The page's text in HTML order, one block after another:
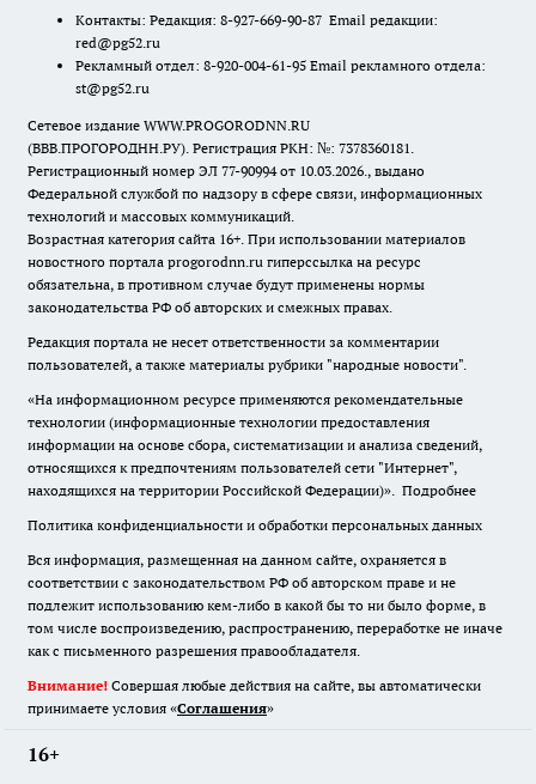
Контакты: Редакция: 8-927-669-90-87 Email редакции:
red@pg52.ru
Рекламный отдел: 8-920-004-61-95 Email рекламного отдела:
st@pg52.ru
Сетевое издание WWW.PROGORODNN.RU
(ВВВ.ПРОГОРОДНН.РУ). Регистрация РКН: №: 7378360181.
Регистрационный номер ЭЛ 77-90994 от 10.03.2026., выдано
Федеральной службой по надзору в сфере связи, информационных
технологий и массовых коммуникаций.
Возрастная категория сайта 16+. При использовании материалов
новостного портала progorodnn.ru гиперссылка на ресурс
обязательна, в противном случае будут применены нормы
законодательства РФ об авторских и смежных правах.
Редакция портала не несет ответственности за комментарии
пользователей, а также материалы рубрики "народные новости".
«На информационном ресурсе применяются рекомендательные
технологии (информационные технологии предоставления
информации на основе сбора, систематизации и анализа сведений,
относящихся к предпочтениям пользователей сети "Интернет",
находящихся на территории Российской Федерации)». Подробнее
Политика конфиденциальности и обработки персональных данных
Вся информация, размещенная на данном сайте, охраняется в
соответствии с законодательством РФ об авторском праве и не
подлежит использованию кем-либо в какой бы то ни было форме, в
том числе воспроизведению, распространению, переработке не иначе
как с письменного разрешения правообладателя.
Внимание! Совершая любые действия на сайте, вы автоматически
принимаете условия «Cоглашения»
16+